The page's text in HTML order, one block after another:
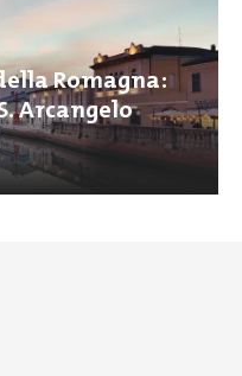
Romagna:
Arcangelo